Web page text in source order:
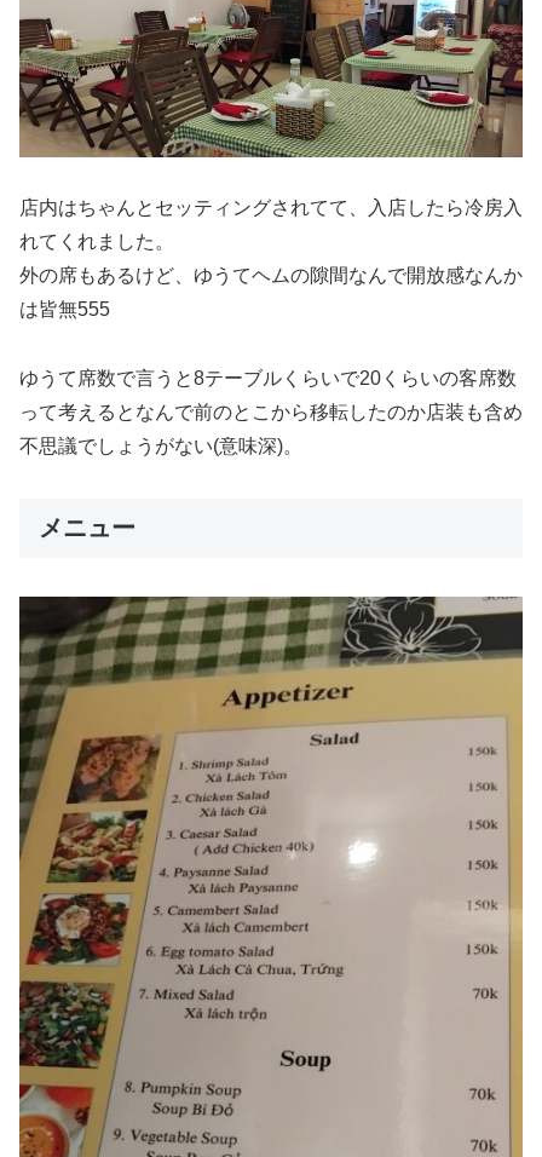
店内はちゃんとセッティングされてて、入店したら冷房入
れてくれました。
外の席もあるけど、ゆうてヘムの隙間なんで開放感なんか
は皆無555
ゆうて席数で言うと8テーブルくらいで20くらいの客席数
って考えるとなんで前のとこから移転したのか店装も含め
不思議でしょうがない(意味深)。
メニュー